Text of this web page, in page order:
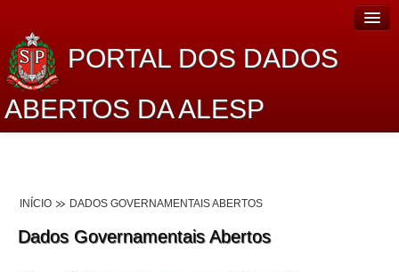
PORTAL DOS DADOS
ABERTOS DA ALESP
Lei de Acesso à Informação
INÍCIO DADOS GOVERNAMENTAIS ABERTOS
Dados Governamentais Abertos